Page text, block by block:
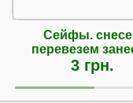
Сейфы.
перевезем
3 грн.